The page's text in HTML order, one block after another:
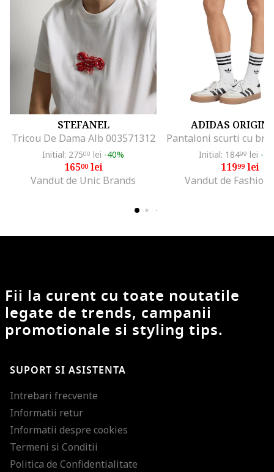
STEFANEL
Tricou De Dama Alb 003571312
Initial: 27500 lei -40%
16500lei
Vandut de Unic Brands
ADIDAS
Initial: 18499 lei -
11999lei
Vandut de Fashion
Fii la curent cu toate noutatile
legate de trends, campanii
promotionale si styling tips.
SUPORT SI ASISTENTA
Intrebari frecvente
Informatii retur
Informatii despre cookies
Termeni si Conditii
Politica de Confidentialitate